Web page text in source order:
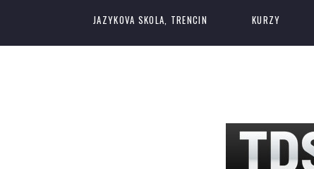
JAZYKOVA SKOLA, TRENCIN KURZY